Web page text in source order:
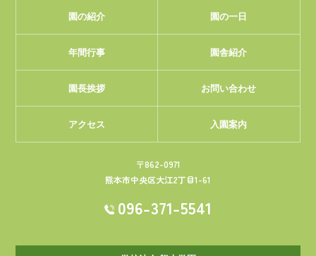
園の紹介 園の一日
年間行事 園舎紹介
園長挨拶 お問い合わせ
アクセス 入園案内
〒862-0971
熊本市中央区大江2丁目1-61
096-371-5541